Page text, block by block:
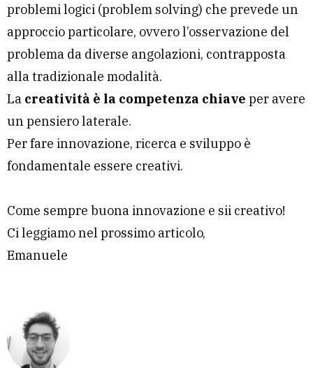
problemi logici (problem solving) che prevede un
approccio particolare, ovvero l’osservazione del
problema da diverse angolazioni, contrapposta
alla tradizionale modalità.
La creatività è la competenza chiave per avere
un pensiero laterale.
Per fare innovazione, ricerca e sviluppo è
fondamentale essere creativi.
Come sempre buona innovazione e sii creativo!
Ci leggiamo nel prossimo articolo,
Emanuele